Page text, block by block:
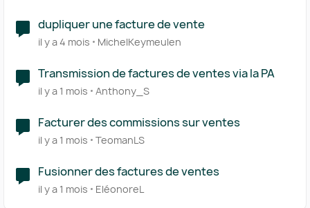
dupliquer une facture de vente
il y a 4 mois MichelKeymeulen
Transmission de factures de ventes via la PA
il y a 1 mois Anthony_S
Facturer des commissions sur ventes
il y a 1 mois TeomanLS
Fusionner des factures de ventes
il y a 1 mois EléonoreL